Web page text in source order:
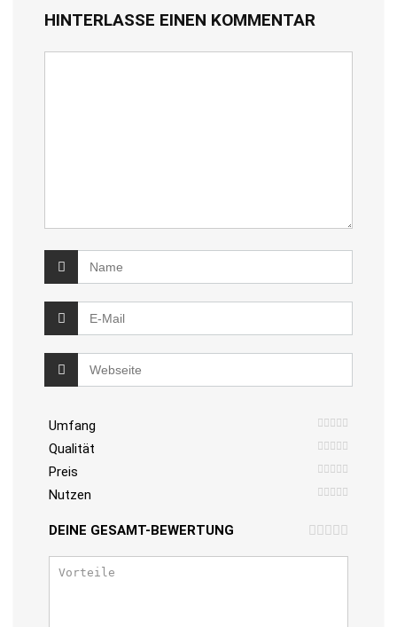
HINTERLASSE EINEN KOMMENTAR
Umfang
Qualität
Preis
Nutzen
DEINE GESAMT-BEWERTUNG